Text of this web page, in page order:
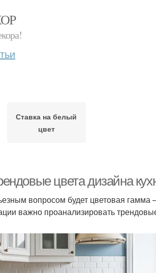
Ставка на белый
цвет
цвета дизайна
вопросом будет цветовая
важно проанализировать